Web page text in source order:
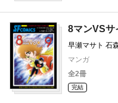
8マンVSサ
早瀬マサト 石
太郎 七月鏡一
マンガ
全2冊
完結